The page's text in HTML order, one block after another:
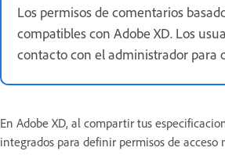
Los permisos de comentarios
compatibles con Adobe XD. Los
contacto con el administrador para
En Adobe XD, al compartir tus
integrados para definir permisos de